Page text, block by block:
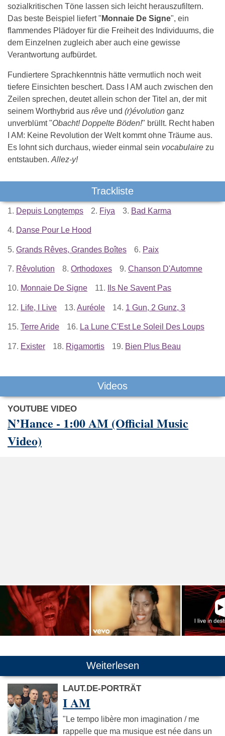
sozialkritischen Töne lassen sich leicht herauszufiltern.
Das beste Beispiel liefert " Monnaie De Signe", ein
flammendes Plädoyer für die Freiheit des Individuums, die
dem Einzelnen zugleich aber auch eine gewisse
Verantwortung aufbürdet.
Fundiertere Sprachkenntnis hätte vermutlich noch weit
tiefere Einsichten beschert. Dass I AM auch zwischen den
Zeilen sprechen, deutet allein schon der Titel an, der mit
seinem Worthybrid aus rêve und (r)évolution ganz
unverblümt "Obacht! Doppelte Böden!" brüllt. Recht haben
I AM: Keine Revolution der Welt kommt ohne Träume aus.
Es lohnt sich durchaus, wieder einmal sein vocabulaire zu
entstauben. Allez-y!
Trackliste
1. Depuis Longtemps 2. Fiya 3. Bad Karma
4. Danse Pour Le Hood
5. Grands Rêves, Grandes Boîtes 6. Paix
7. Rêvolution 8. Orthodoxes 9. Chanson D'Automne
10. Monnaie De Signe 11. Ils Ne Savent Pas
12. Life, I Live 13. Auréole 14. 1 Gun, 2 Gunz, 3
15. Terre Aride 16. La Lune C'Est Le Soleil Des Loups
17. Exister 18. Rigamortis 19. Bien Plus Beau
Videos
YOUTUBE VIDEO
N’Hance - 1:00 AM (Official Music
Video)
Weiterlesen
LAUT.DE-PORTRÄT
I AM
"Le tempo libère mon imagination / me
rappelle que ma musique est née dans un